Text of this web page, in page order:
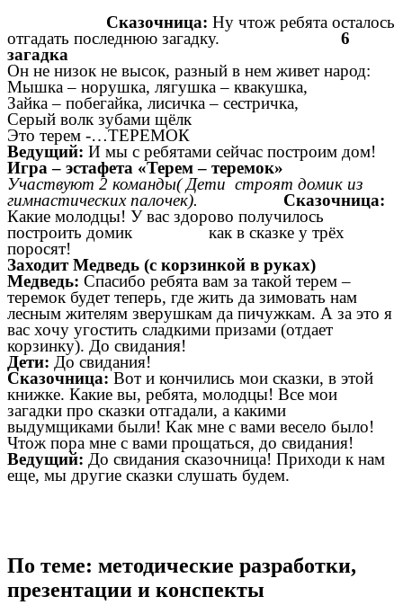
Сказочница: Ну чтож ребята осталось
отгадать последнюю загадку. 6
загадка
Он не низок не высок, разный в нем живет народ:
Мышка – норушка, лягушка – квакушка,
Зайка – побегайка, лисичка – сестричка,
Серый волк зубами щёлк
Это терем -…ТЕРЕМОК
Ведущий: И мы с ребятами сейчас построим дом!
Игра – эстафета «Терем – теремок»
Участвуют 2 команды( Дети строят домик из
гимнастических палочек). Сказочница:
Какие молодцы! У вас здорово получилось
построить домик как в сказке у трёх
поросят!
Заходит Медведь (с корзинкой в руках)
Медведь: Спасибо ребята вам за такой терем –
теремок будет теперь, где жить да зимовать нам
лесным жителям зверушкам да пичужкам. А за это я
вас хочу угостить сладкими призами (отдает
корзинку). До свидания!
Дети: До свидания!
Сказочница: Вот и кончились мои сказки, в этой
книжке. Какие вы, ребята, молодцы! Все мои
загадки про сказки отгадали, а какими
выдумщиками были! Как мне с вами весело было!
Чтож пора мне с вами прощаться, до свидания!
Ведущий: До свидания сказочница! Приходи к нам
еще, мы другие сказки слушать будем.
По теме: методические разработки,
презентации и конспекты